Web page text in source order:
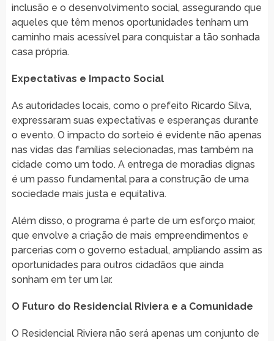
inclusão e o desenvolvimento social, assegurando que
aqueles que têm menos oportunidades tenham um
caminho mais acessível para conquistar a tão sonhada
casa própria.
Expectativas e Impacto Social
As autoridades locais, como o prefeito Ricardo Silva,
expressaram suas expectativas e esperanças durante
o evento. O impacto do sorteio é evidente não apenas
nas vidas das famílias selecionadas, mas também na
cidade como um todo. A entrega de moradias dignas
é um passo fundamental para a construção de uma
sociedade mais justa e equitativa.
Além disso, o programa é parte de um esforço maior,
que envolve a criação de mais empreendimentos e
parcerias com o governo estadual, ampliando assim as
oportunidades para outros cidadãos que ainda
sonham em ter um lar.
O Futuro do Residencial Riviera e a Comunidade
O Residencial Riviera não será apenas um conjunto de